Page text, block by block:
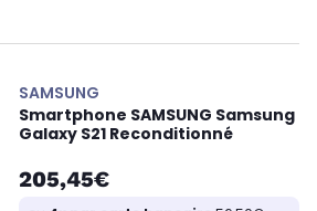
SAMSUNG
Smartphone SAMSUNG Samsung
Galaxy S21 Reconditionné
205,45€